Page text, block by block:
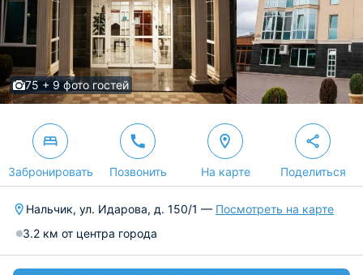
75 + 9 фото гостей
Забронировать Позвонить На карте Поделиться
Нальчик, ул. Идарова, д. 150/1 — Посмотреть на карте
3.2 км от центра города